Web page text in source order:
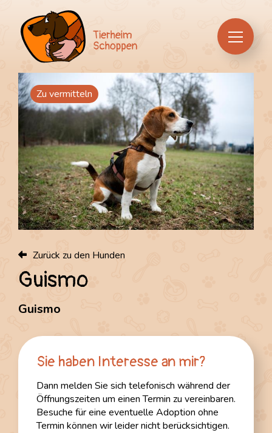
Über uns
Hunde
Praktische Infos
Tierfutter & Zubehör
Zu vermitteln
Zurück zu den Hunden
Guismo
Guismo
Sie haben Interesse an mir?
Dann melden Sie sich telefonisch während der
Öffnungszeiten um einen Termin zu vereinbaren.
Besuche für eine eventuelle Adoption ohne
Termin können wir leider nicht berücksichtigen.